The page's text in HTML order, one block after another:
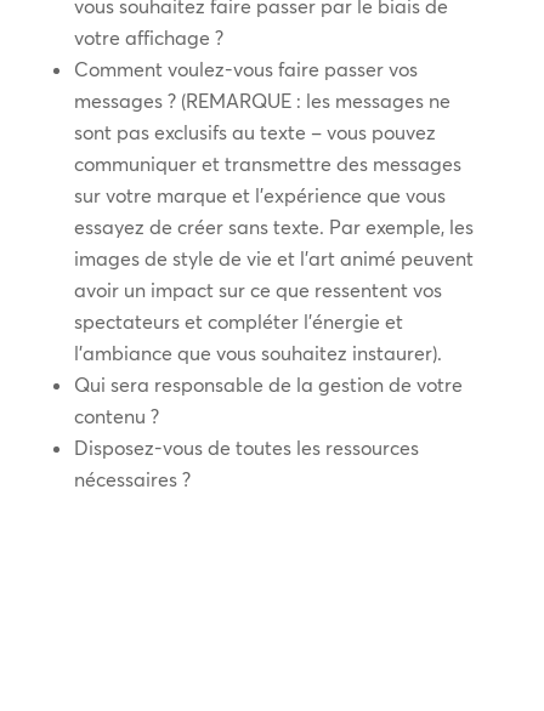
vous souhaitez faire passer par le biais de
votre affichage ?
Comment voulez-vous faire passer vos
messages ? (REMARQUE : les messages ne
sont pas exclusifs au texte – vous pouvez
communiquer et transmettre des messages
sur votre marque et l’expérience que vous
essayez de créer sans texte. Par exemple, les
images de style de vie et l’art animé peuvent
avoir un impact sur ce que ressentent vos
spectateurs et compléter l’énergie et
l’ambiance que vous souhaitez instaurer).
Qui sera responsable de la gestion de votre
contenu ?
Disposez-vous de toutes les ressources
nécessaires ?